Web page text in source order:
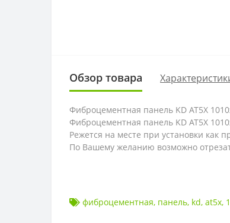
Обзор товара
Фиброцементная панель KD AT5X
Фиброцементная панель KD AT5X
Режется на месте при установки как
По Вашему желанию возможно
фиброцементная, панель, kd, at5x,